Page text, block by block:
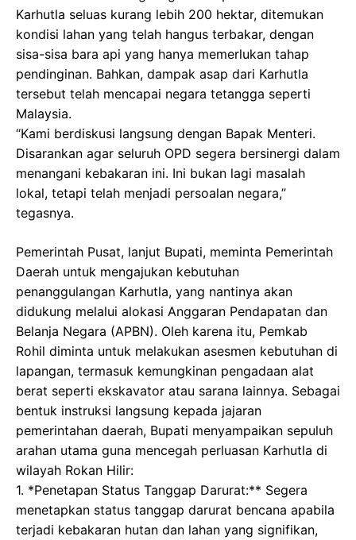
Karhutla seluas kurang lebih 200 hektar, ditemukan
kondisi lahan yang telah hangus terbakar, dengan
sisa-sisa bara api yang hanya memerlukan tahap
pendinginan. Bahkan, dampak asap dari Karhutla
tersebut telah mencapai negara tetangga seperti
Malaysia.
“Kami berdiskusi langsung dengan Bapak Menteri.
Disarankan agar seluruh OPD segera bersinergi dalam
menangani kebakaran ini. Ini bukan lagi masalah
lokal, tetapi telah menjadi persoalan negara,”
tegasnya.
Pemerintah Pusat, lanjut Bupati, meminta Pemerintah
Daerah untuk mengajukan kebutuhan
penanggulangan Karhutla, yang nantinya akan
didukung melalui alokasi Anggaran Pendapatan dan
Belanja Negara (APBN). Oleh karena itu, Pemkab
Rohil diminta untuk melakukan asesmen kebutuhan di
lapangan, termasuk kemungkinan pengadaan alat
berat seperti ekskavator atau sarana lainnya. Sebagai
bentuk instruksi langsung kepada jajaran
pemerintahan daerah, Bupati menyampaikan sepuluh
arahan utama guna mencegah perluasan Karhutla di
wilayah Rokan Hilir:
1. *Penetapan Status Tanggap Darurat:** Segera
menetapkan status tanggap darurat bencana apabila
terjadi kebakaran hutan dan lahan yang signifikan,